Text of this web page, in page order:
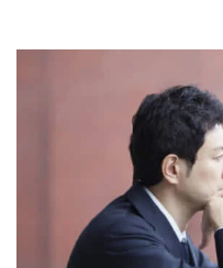
群馬 埼
静岡 愛知 三